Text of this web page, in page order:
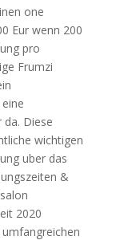
one
Eur wenn 200
pro
Frumzi
Diese
wichtigen
uber das
&
2020